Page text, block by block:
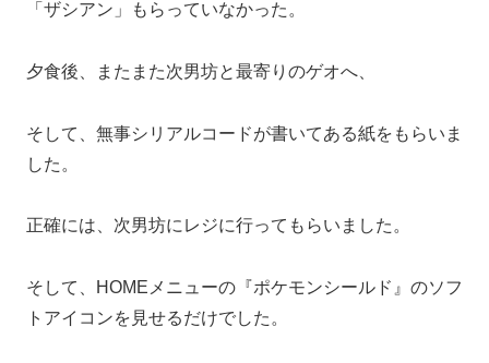
「ザシアン」もらっていなかった。
夕食後、またまた次男坊と最寄りのゲオへ、
そして、無事シリアルコードが書いてある紙をもらいま
した。
正確には、次男坊にレジに行ってもらいました。
そして、HOMEメニューの『ポケモンシールド』のソフ
トアイコンを見せるだけでした。